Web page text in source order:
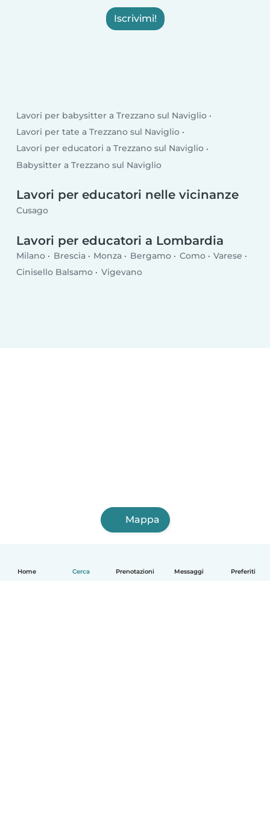
Home Cerca Prenotazioni Messaggi Preferiti
Iscrivimi!
Lavori per babysitter a Trezzano sul Naviglio
Lavori per tate a Trezzano sul Naviglio
Lavori per educatori a Trezzano sul Naviglio
Babysitter a Trezzano sul Naviglio
Lavori per educatori nelle vicinanze
Cusago
Lavori per educatori a Lombardia
Milano Brescia Monza Bergamo Como
Varese
Cinisello Balsamo
Vigevano
Mappa